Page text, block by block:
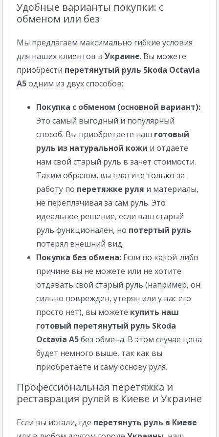
Удобные варианты покупки: с
обменом или без
Мы предлагаем максимально гибкие условия
для наших клиентов в Украине. Вы можете
приобрести перетянутый руль Skoda Octavia
A5одним из двух способов:
Покупка с обменом (основной вариант):
Это самый выгодный и популярный
способ. Вы приобретаете наш готовый
руль из натуральной кожи и отдаете
нам свой старый руль в зачет стоимости.
Таким образом, вы платите только за
работу по перетяжке руля и материалы,
не переплачивая за сам руль. Это
идеальное решение, если ваш старый
руль функционален, но потертый руль
потерял внешний вид.
Покупка без обмена:Если по какой-либо
причине вы не можете или не хотите
отдавать свой старый руль (например, он
сильно поврежден, утерян или у вас его
просто нет), вы можете купить наш
готовый перетянутый руль Skoda
Octavia A5без обмена. В этом случае цена
будет немного выше, так как вы
приобретаете и саму основу руля.
Профессиональная перетяжка и
реставрация рулей в Киеве и Украине
Если вы искали, где перетянуть руль в Киеве